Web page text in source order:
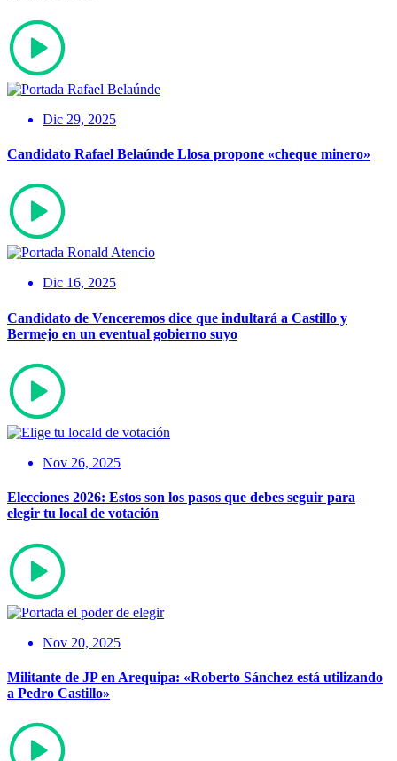
Dic 29, 2025
Candidato Rafael Belaúnde Llosa propone «cheque minero»
Dic 16, 2025
Candidato de Venceremos dice que indultará a Castillo y
Bermejo en un eventual gobierno suyo
Nov 26, 2025
Elecciones 2026: Estos son los pasos que debes seguir para
elegir tu local de votación
Nov 20, 2025
Militante de JP en Arequipa: «Roberto Sánchez está utilizando
a Pedro Castillo»